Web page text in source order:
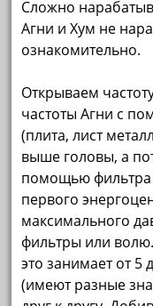
Сложно
Агни и Хум не
ознакомительно.
Открываем
частоты Агни с
(плита, лист
выше головы, а
помощью
первого
максимального
фильтры или
это занимает от 5
(имеют разные